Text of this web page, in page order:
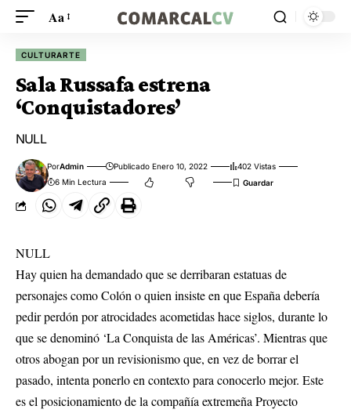
Aa
CULTURARTE
Sala Russafa estrena
‘Conquistadores’
NULL
PorAdmin Publicado Enero 10, 2022
402 Vistas
6 Min Lectura
NULL
Hay quien ha demandado que se derribaran estatuas de
personajes como Colón o quien insiste en que España debería
pedir perdón por atrocidades acometidas hace siglos, durante lo
que se denominó ‘La Conquista de las Américas’. Mientras que
otros abogan por un revisionismo que, en vez de borrar el
pasado, intenta ponerlo en contexto para conocerlo mejor. Este
es el posicionamiento de la compañía extremeña Proyecto